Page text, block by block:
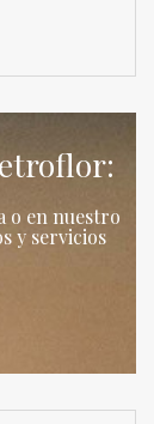
o en nuestro
y servicios